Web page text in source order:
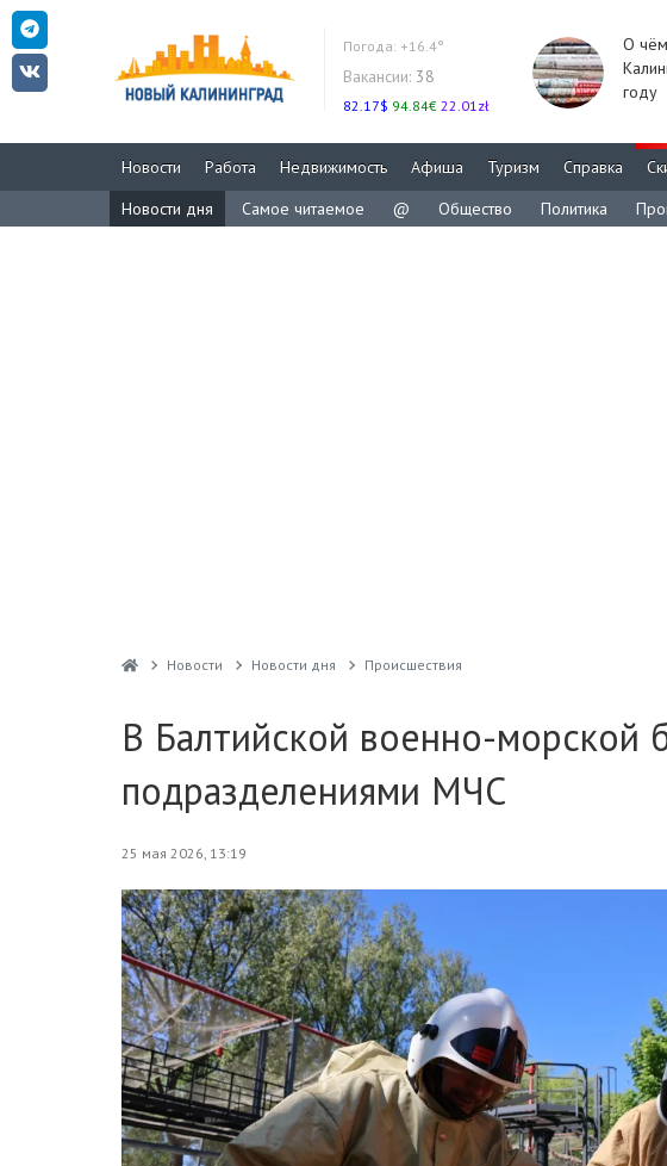
Погода: +16.4°
Вакансии: 38
82.17$ 94.84€ 22.01zł
О чём
году
Новости Работа Недвижимость Афиша Туризм Справка
Новости дня
Самое читаемое @ Общество Политика
Новости Новости дня Проиcшествия
В Балтийской военно-морской
подразделениями МЧС
25 мая 2026, 13:19